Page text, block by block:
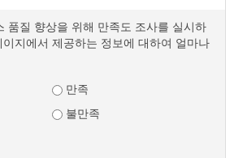
품질 향상을 위해 만족도 조사를 실시하
지에서 제공하는 정보에 대하여 얼마나
만족
불만족